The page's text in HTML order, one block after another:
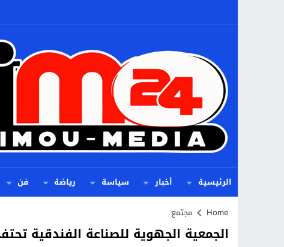
الرئيسية أخبار سياسة رياضة فن
Home مجتمع
الجمعية الجهوية للصناعة الفندقية